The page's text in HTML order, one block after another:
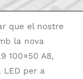
que el nostre
la nova
100×50 A8,
per a